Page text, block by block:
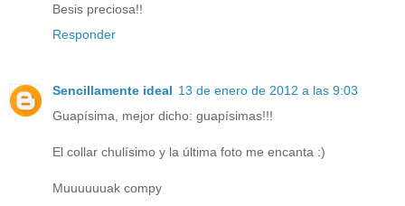
Besis preciosa!!
Responder
Sencillamente ideal 13 de enero de 2012 a las 9:03
Guapísima, mejor dicho: guapísimas!!!
El collar chulísimo y la última foto me encanta :)
Muuuuuuak compy